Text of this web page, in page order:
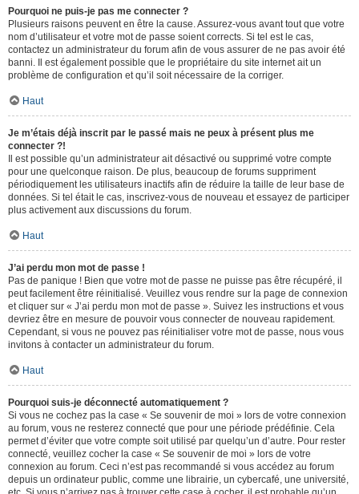
Pourquoi ne puis-je pas me connecter ?
Plusieurs raisons peuvent en être la cause. Assurez-vous avant tout que votre
nom d’utilisateur et votre mot de passe soient corrects. Si tel est le cas,
contactez un administrateur du forum afin de vous assurer de ne pas avoir été
banni. Il est également possible que le propriétaire du site internet ait un
problème de configuration et qu’il soit nécessaire de la corriger.
Haut
Je m’étais déjà inscrit par le passé mais ne peux à présent plus me
connecter ?!
Il est possible qu’un administrateur ait désactivé ou supprimé votre compte
pour une quelconque raison. De plus, beaucoup de forums suppriment
périodiquement les utilisateurs inactifs afin de réduire la taille de leur base de
données. Si tel était le cas, inscrivez-vous de nouveau et essayez de participer
plus activement aux discussions du forum.
Haut
J’ai perdu mon mot de passe !
Pas de panique ! Bien que votre mot de passe ne puisse pas être récupéré, il
peut facilement être réinitialisé. Veuillez vous rendre sur la page de connexion
et cliquer sur « J’ai perdu mon mot de passe ». Suivez les instructions et vous
devriez être en mesure de pouvoir vous connecter de nouveau rapidement.
Cependant, si vous ne pouvez pas réinitialiser votre mot de passe, nous vous
invitons à contacter un administrateur du forum.
Haut
Pourquoi suis-je déconnecté automatiquement ?
Si vous ne cochez pas la case « Se souvenir de moi » lors de votre connexion
au forum, vous ne resterez connecté que pour une période prédéfinie. Cela
permet d’éviter que votre compte soit utilisé par quelqu’un d’autre. Pour rester
connecté, veuillez cocher la case « Se souvenir de moi » lors de votre
connexion au forum. Ceci n’est pas recommandé si vous accédez au forum
depuis un ordinateur public, comme une librairie, un cybercafé, une université,